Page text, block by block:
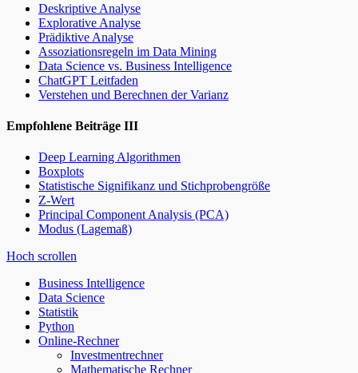
Deskriptive Analyse
Explorative Analyse
Prädiktive Analyse
Assoziationsregeln im Data Mining
Data Science vs. Business Intelligence
ChatGPT Leitfaden
Verstehen und Berechnen der Varianz
Empfohlene Beiträge III
Deep Learning Algorithmen
Boxplots
Statistische Signifikanz und Stichprobengröße
Z-Wert
Principal Component Analysis (PCA)
Modus (Lagemaß)
Hoch scrollen
Business Intelligence
Data Science
Statistik
Python
Online-Rechner
Investmentrechner
Mathematische Rechner